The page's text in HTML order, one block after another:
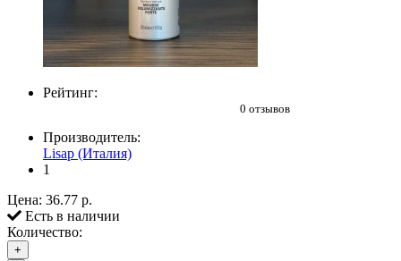
Рейтинг:
0 отзывов
Производитель:
Lisap (Италия)
1
Цена: 36.77 р.
Есть в наличии
Количество:
+